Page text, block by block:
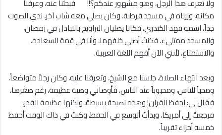
ولا تعرف هذا الرجل، وهو مشهور عندكم؟!! فبحثنا عنه، وعرفنا
مكانه، وزرناه في مسجد قرطبة، وكان يصلي معه شاب آخر، ندي الصوت
جداً، اسمه فهد الكندري، فكانا يصليان التراويح بالتبادل في رمضان،
والمسجد ممتليء، فكنتُ أصلي خلفهما، وأنا في قمة السعادة،
والاستمتاع، لأنني الآن أفهم اللغة العربية.
وبعد انتهاء الصلاة، جلسنا مع الشيخ، وتعرفنا عليه، وكان رجلاً متواضعاً،
ومحباً للناس، ومحبوباً عند الناس، فأوصاني وصية عظيمة، رغم صغرها،
فقال لي: احفظ القرآن! وهذه نصيحة بسيطة، ولكنها عظيمة القدر،
فرجعتُ إلى أمريكا، وبدأتُ أتوسع في الحفظ، وكنتُ في ذاك الوقت أحفظ
خمسة أجزاء تقريباً.